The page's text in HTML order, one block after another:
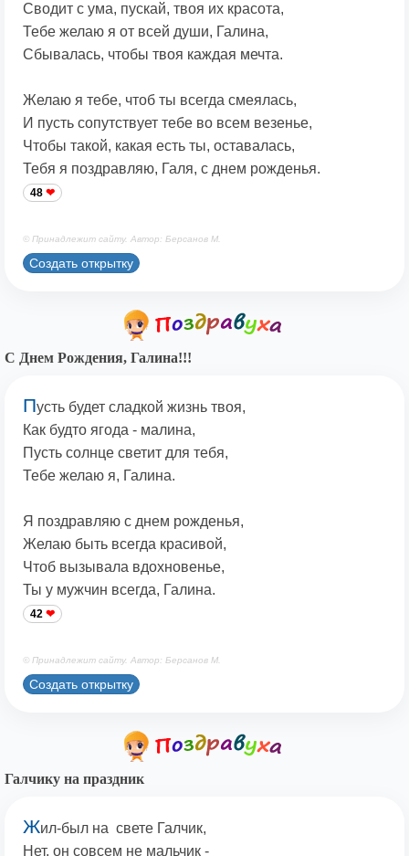
Сводит с ума, пускай, твоя их красота,
Тебе желаю я от всей души, Галина,
Сбывалась, чтобы твоя каждая мечта.
Желаю я тебе, чтоб ты всегда смеялась,
И пусть сопутствует тебе во всем везенье,
Чтобы такой, какая есть ты, оставалась,
Тебя я поздравляю, Галя, с днем рожденья.
48
© Принадлежит сайту. Автор: Берсанов М.
Создать открытку
С Днем Рождения, Галина!!!
Пусть будет сладкой жизнь твоя,
Как будто ягода - малина,
Пусть солнце светит для тебя,
Тебе желаю я, Галина.
Я поздравляю с днем рожденья,
Желаю быть всегда красивой,
Чтоб вызывала вдохновенье,
Ты у мужчин всегда, Галина.
42
© Принадлежит сайту. Автор: Берсанов М.
Создать открытку
Галчику на праздник
Жил-был на свете Галчик,
Нет, он совсем не мальчик -